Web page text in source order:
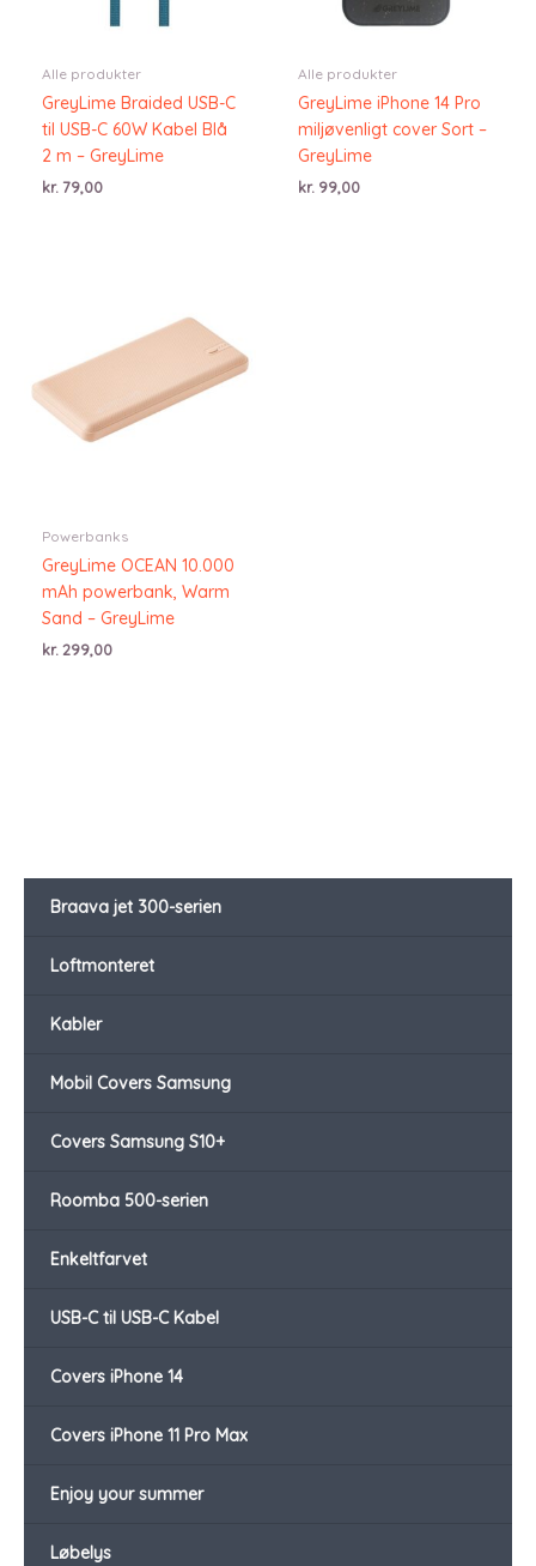
Braava jet 300-serien
Loftmonteret
Kabler
Mobil Covers Samsung
Covers Samsung S10+
Roomba 500-serien
Enkeltfarvet
USB-C til USB-C Kabel
Covers iPhone 14
Covers iPhone 11 Pro Max
Enjoy your summer
Løbelys
Alle produkter
GreyLime Braided USB-C
til USB-C 60W Kabel Blå
2 m – GreyLime
kr. 79,00
Alle produkter
GreyLime iPhone 14 Pro
miljøvenligt cover Sort –
GreyLime
kr. 99,00
Powerbanks
GreyLime OCEAN 10.000
mAh powerbank, Warm
Sand – GreyLime
kr.299,00